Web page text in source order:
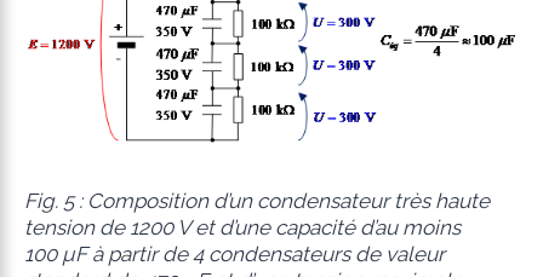
Fig. 5 : Composition d’un condensateur très haute
tension de 1200 V et d’une capacité d’au moins
100 µF à partir de 4 condensateurs de valeur